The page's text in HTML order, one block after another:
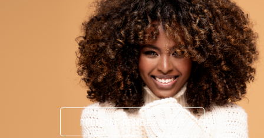
PRENDRE RENDEZ-VOUS